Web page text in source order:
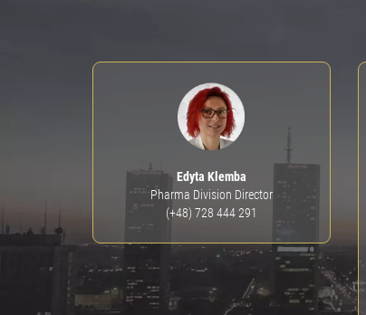
Edyta Klemba
Pharma Division Director
(+48) 728 444 291